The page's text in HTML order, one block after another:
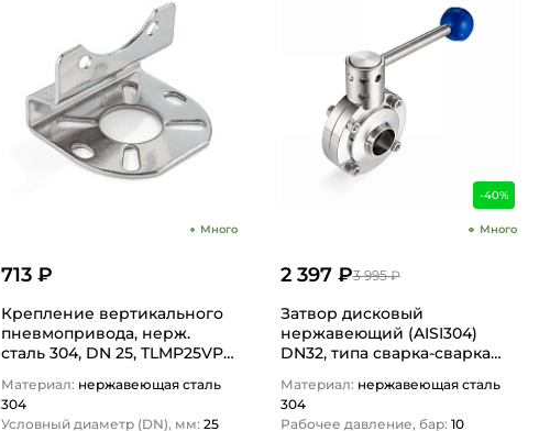
Много
713 ₽
Крепление вертикального
пневмопривода, нерж.
сталь 304, DN 25, TLMP25VPA
Материал: нержавеющая сталь
304
Условный диаметр (DN), мм: 25
-40%
Много
3 995 ₽
2 397 ₽
Затвор дисковый
нержавеющий (AISI304)
DN32, типа сварка-сварка
Материал: нержавеющая сталь
304
Рабочее давление, бар: 10